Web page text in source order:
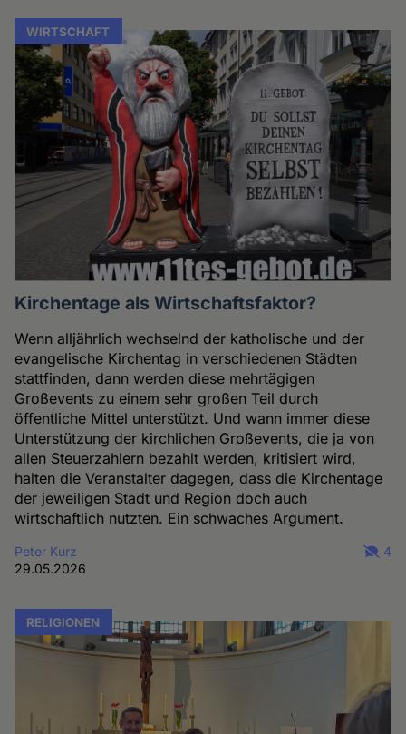
WIRTSCHAFT
Kirchentage als Wirtschaftsfaktor?
Wenn alljährlich wechselnd der katholische und der
evangelische Kirchentag in verschiedenen Städten
stattfinden, dann werden diese mehrtägigen
Großevents zu einem sehr großen Teil durch
öffentliche Mittel unterstützt. Und wann immer diese
Unterstützung der kirchlichen Großevents, die ja von
allen Steuerzahlern bezahlt werden, kritisiert wird,
halten die Veranstalter dagegen, dass die Kirchentage
der jeweiligen Stadt und Region doch auch
wirtschaftlich nutzten. Ein schwaches Argument.
Peter Kurz
29.05.2026
4
RELIGIONEN